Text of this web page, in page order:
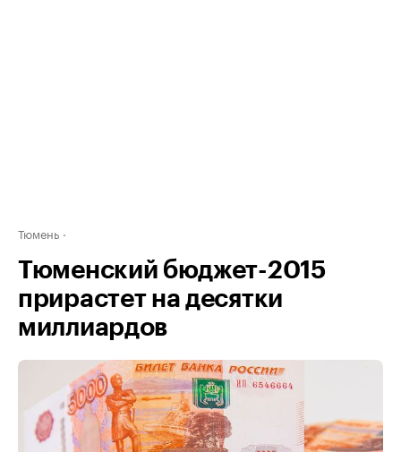
Тюмень
Тюменский бюджет-2015
прирастет на десятки
миллиардов